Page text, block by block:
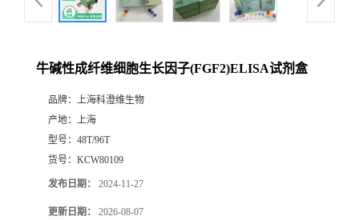
牛碱性成纤维细胞生长因子(FGF2)ELISA试剂盒
品牌：
上海科澄维生物
产地：
上海
型号： 48T/96T
货号： KCW80109
发布日期： 2024-11-27
更新日期： 2026-08-07